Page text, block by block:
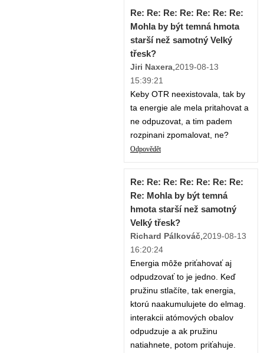
Re: Re: Re: Re: Re: Re: Re:
Mohla by být temná hmota
starší než samotný Velký
třesk?
Jiri Naxera 2019-08-13
15:39:21
Keby OTR neexistovala, tak by
ta energie ale mela pritahovat a
ne odpuzovat, a tim padem
rozpinani zpomalovat, ne?
Odpovědět
Re: Re: Re: Re: Re: Re: Re:
Re: Mohla by být temná
hmota starší než samotný
Velký třesk?
Richard Pálkováč 2019-08-13
16:20:24
Energia môže priťahovať aj
odpudzovať to je jedno. Keď
pružinu stlačíte, tak energia,
ktorú naakumulujete do elmag.
interakcii atómových obalov
odpudzuje a ak pružinu
natiahnete, potom priťahuje.